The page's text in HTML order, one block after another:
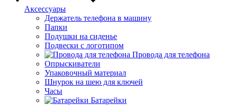
Аксессуары
Держатель телефона в машину
Папки
Подушки на сиденье
Подвески с логотипом
Провода для телефона
Опрыскиватели
Упаковочный материал
Шнурок на шею для ключей
Часы
Батарейки